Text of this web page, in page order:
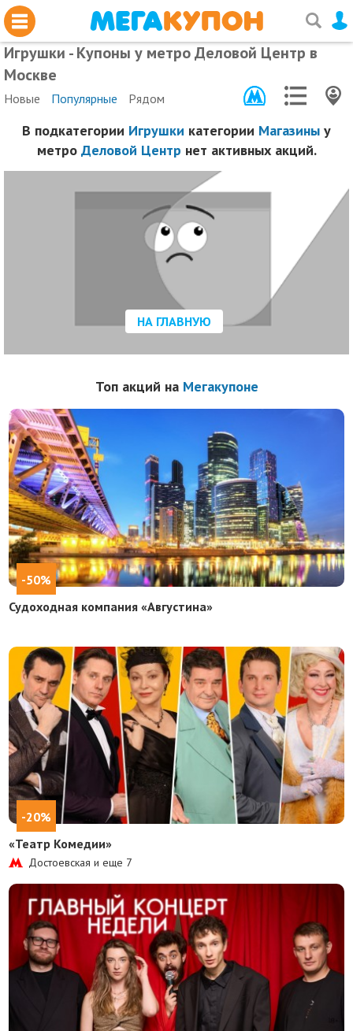
Игрушки - Купоны у метро Деловой Центр в
Москве
Новые Популярные Рядом
В подкатегории Игрушки категории Магазины у
метро Деловой Центр нет активных акций.
НА ГЛАВНУЮ
Топ акций на Мегакупоне
-50%
Судоходная компания «Августина»
-20%
«Театр Комедии»
Достоевская и еще 7